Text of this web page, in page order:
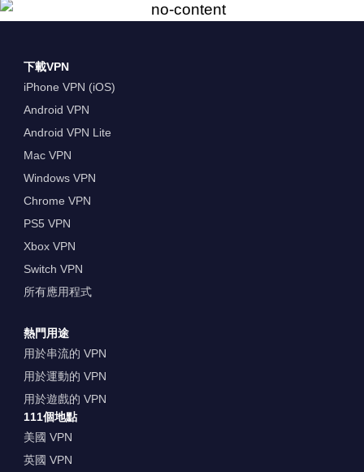
下載VPN
iPhone VPN (iOS)
Android VPN
Android VPN Lite
Mac VPN
Windows VPN
Chrome VPN
PS5 VPN
Xbox VPN
Switch VPN
所有應用程式
熱門用途
用於串流的 VPN
用於運動的 VPN
用於遊戲的 VPN
111個地點
美國 VPN
英國 VPN